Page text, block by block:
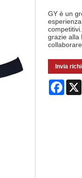
GY è un
grazie alla
Invia